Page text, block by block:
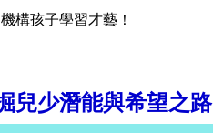
構孩子學習才藝！
兒少潛能與希望之路